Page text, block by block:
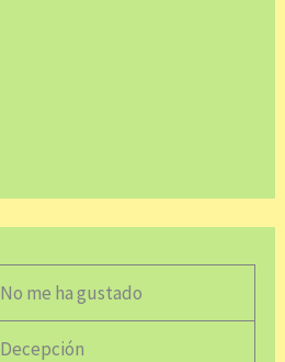
No me ha gustado
Decepción